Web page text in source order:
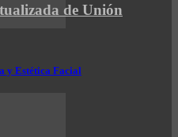
y Estética Facial
de Unión